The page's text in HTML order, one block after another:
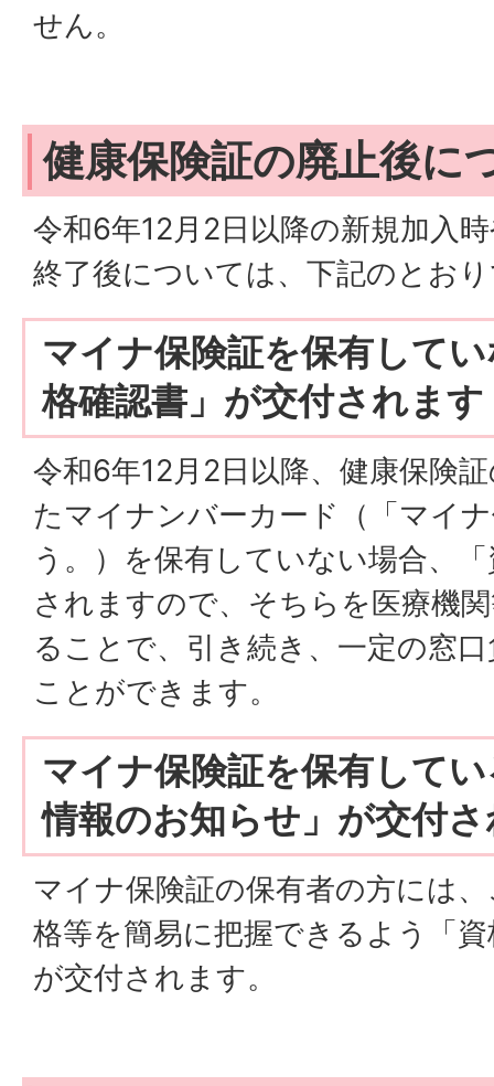
せん。
健康保険証の廃止後に
令和6年12月2日以降の新規加入
終了後については、下記のとお
マイナ保険証を保有して
格確認書」が交付されます
令和6年12月2日以降、健康保険
たマイナンバーカード（「マイ
う。）を保有していない場合、
されますので、そちらを医療機
ることで、引き続き、一定の窓
ことができます。
マイナ保険証を保有して
情報のお知らせ」が交付
マイナ保険証の保有者の方には
格等を簡易に把握できるよう「
が交付されます。